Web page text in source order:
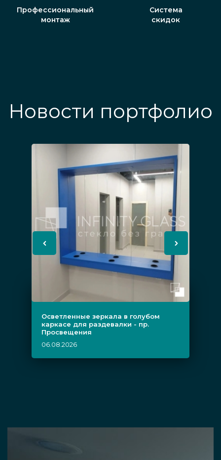
Профессиональный
монтаж
Система
скидок
Новости портфолио
Осветленные зеркала в голубом
каркасе для раздевалки - пр.
Просвещения
06.08.2026